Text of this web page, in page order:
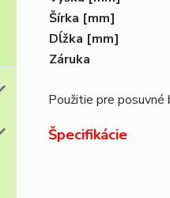
Šírka [mm]
Dĺžka [mm]
Záruka
Použitie pre posuvné
Špecifikácie